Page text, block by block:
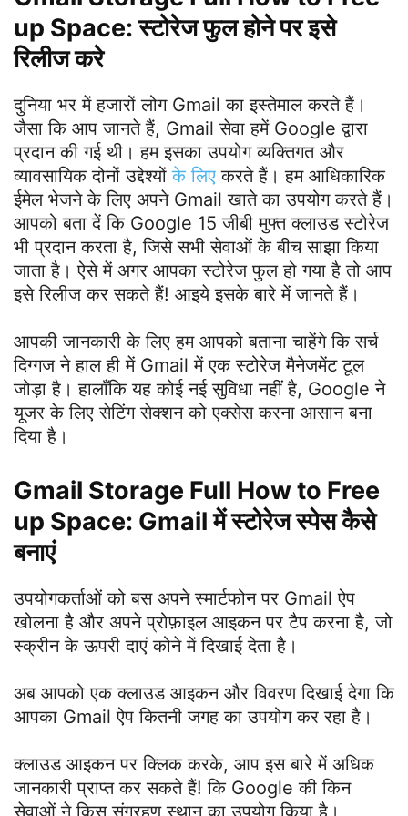
up Space: स्टोरेज फुल होने पर इसे
रिलीज करे
दुनिया भर में हजारों लोग Gmail का इस्तेमाल करते हैं।
जैसा कि आप जानते हैं, Gmail सेवा हमें Google द्वारा
प्रदान की गई थी। हम इसका उपयोग व्यक्तिगत और
व्यावसायिक दोनों उद्देश्योंके लिएकरते हैं। हम आधिकारिक
ईमेल भेजने के लिए अपने Gmail खाते का उपयोग करते हैं।
आपको बता दें कि Google 15 जीबी मुफ्त क्लाउड स्टोरेज
भी प्रदान करता है, जिसे सभी सेवाओं के बीच साझा किया
जाता है। ऐसे में अगर आपका स्टोरेज फुल हो गया है तो आप
इसे रिलीज कर सकते हैं! आइये इसके बारे में जानते हैं।
आपकी जानकारी के लिए हम आपको बताना चाहेंगे कि सर्च
दिग्गज ने हाल ही में Gmail में एक स्टोरेज मैनेजमेंट टूल
जोड़ा है। हालाँकि यह कोई नई सुविधा नहीं है, Google ने
यूजर के लिए सेटिंग सेक्शन को एक्सेस करना आसान बना
दिया है।
Gmail Storage Full How to Free
up Space: Gmail में स्टोरेज स्पेस कैसे
बनाएं
उपयोगकर्ताओं को बस अपने स्मार्टफोन पर Gmail ऐप
खोलना है और अपने प्रोफ़ाइल आइकन पर टैप करना है, जो
स्क्रीन के ऊपरी दाएं कोने में दिखाई देता है।
अब आपको एक क्लाउड आइकन और विवरण दिखाई देगा कि
आपका Gmail ऐप कितनी जगह का उपयोग कर रहा है।
क्लाउड आइकन पर क्लिक करके, आप इस बारे में अधिक
जानकारी प्राप्त कर सकते हैं! कि Google की किन